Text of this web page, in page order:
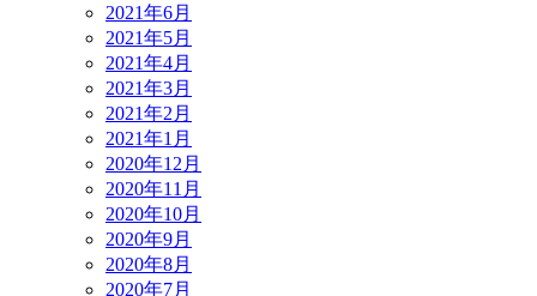
2021年6月
2021年5月
2021年4月
2021年3月
2021年2月
2021年1月
2020年12月
2020年11月
2020年10月
2020年9月
2020年8月
2020年7月